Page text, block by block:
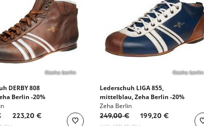
©zeha berlin
DERBY 808
Berlin -20%
223,20 €
©zeha berlin
Lederschuh LIGA 855,
mittelblau, Zeha Berlin -20%
Zeha Berlin
249,00 €
199,20 €